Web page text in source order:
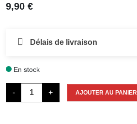
9,90 €
Délais de livraison
En stock
- + AJOUTER AU PANIER